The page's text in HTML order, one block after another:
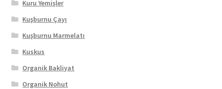
Kuru Yemişler
Kuşburnu Çayı
Kuşburnu Marmelatı
Kuskus
Organik Bakliyat
Organik Nohut